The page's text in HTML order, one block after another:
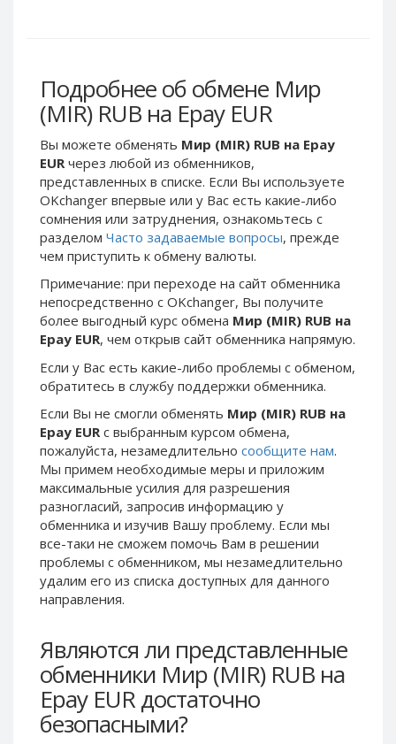
Подробнее об обмене Мир
(MIR) RUB на Epay EUR
Вы можете обменять Мир (MIR) RUB на Epay
EUR через любой из обменников,
представленных в списке. Если Вы используете
OKchanger впервые или у Вас есть какие-либо
сомнения или затруднения, ознакомьтесь с
разделом Часто задаваемые вопросы, прежде
чем приступить к обмену валюты.
Примечание: при переходе на сайт обменника
непосредственно c OKchanger, Вы получите
более выгодный курс обмена Мир (MIR) RUB на
Epay EUR, чем открыв сайт обменника напрямую.
Если у Вас есть какие-либо проблемы с обменом,
обратитесь в службу поддержки обменника.
Если Вы не смогли обменять Мир (MIR) RUB на
Epay EURс выбранным курсом обмена,
пожалуйста, незамедлительно сообщите нам.
Мы примем необходимые меры и приложим
максимальные усилия для разрешения
разногласий, запросив информацию у
обменника и изучив Вашу проблему. Если мы
все-таки не сможем помочь Вам в решении
проблемы c обменником, мы незамедлительно
удалим его из списка доступных для данного
направления.
Являются ли представленные
обменники Мир (MIR) RUB на
Epay EUR достаточно
безопасными?
Skril USD
Skril EUR
Skril INR
Skril PLN
Skril GBP
Skril AUD
Skril NOK
Paxum USD
Paxum EUR
Epay USD
Epay EUR
Phone Balance UAH
Phone Balance AMD
Neteller USD
Neteller EUR
Neteller INR
Neteller PLN
Neteller GBP
Neteller NOK
PaySera USD
PaySera EUR
PaySera PLN
Skril USD
Skril EUR
Skril INR
Skril GBP
Skril AUD
Skril NOK
Paxum USD
Paxum EUR
Epay USD
Epay EUR
Phone Balance UAH
Phone Balance AMD
Neteller USD
Neteller EUR
Neteller INR
Neteller PLN
Neteller GBP
PaySera USD
PaySera EUR